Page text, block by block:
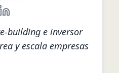
scventures.io/
www.linkedin.com/
building e inversor
y escala empresas